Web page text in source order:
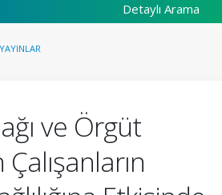
Detaylı Arama
ve Örgüt